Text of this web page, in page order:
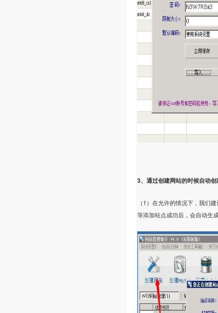
3、通过创建网站的时候自动
（ 1 ）在允许的情况下，我们
等添加站点成功后，会自动生